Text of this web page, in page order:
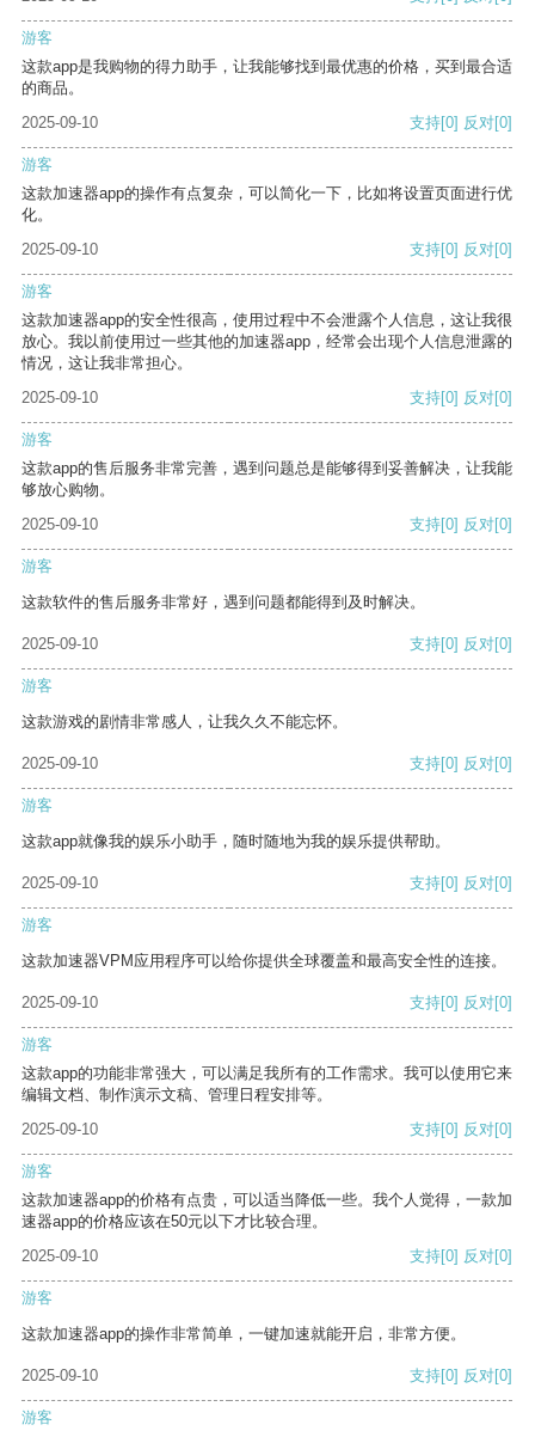
游客
这款app是我购物的得力助手，让我能够找到最优惠的价格，买到最合适
的商品。
2025-09-10
支持[0] 反对[0]
游客
这款加速器app的操作有点复杂，可以简化一下，比如将设置页面进行优
化。
2025-09-10
支持[0] 反对[0]
游客
这款加速器app的安全性很高，使用过程中不会泄露个人信息，这让我很
放心。我以前使用过一些其他的加速器app，经常会出现个人信息泄露的
情况，这让我非常担心。
2025-09-10
支持[0] 反对[0]
游客
这款app的售后服务非常完善，遇到问题总是能够得到妥善解决，让我能
够放心购物。
2025-09-10
支持[0] 反对[0]
游客
这款软件的售后服务非常好，遇到问题都能得到及时解决。
2025-09-10 支持[0] 反对[0]
游客
这款游戏的剧情非常感人，让我久久不能忘怀。
2025-09-10 支持[0] 反对[0]
游客
这款app就像我的娱乐小助手，随时随地为我的娱乐提供帮助。
2025-09-10 支持[0] 反对[0]
游客
这款加速器VPM应用程序可以给你提供全球覆盖和最高安全性的连接。
2025-09-10 支持[0] 反对[0]
游客
这款app的功能非常强大，可以满足我所有的工作需求。我可以使用它来
编辑文档、制作演示文稿、管理日程安排等。
2025-09-10
支持[0] 反对[0]
游客
这款加速器app的价格有点贵，可以适当降低一些。我个人觉得，一款加
速器app的价格应该在50元以下才比较合理。
2025-09-10
支持[0] 反对[0]
游客
这款加速器app的操作非常简单，一键加速就能开启，非常方便。
2025-09-10 支持[0] 反对[0]
游客